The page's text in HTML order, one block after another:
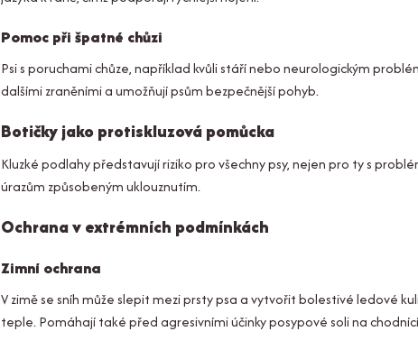
Pomoc při špatné chůzi
Psi s poruchami chůze, například kvůli stáří nebo neurologickým
dalšími zraněními a umožňují psům bezpečnější pohyb.
Botičky jako protiskluzová pomůcka
Kluzké podlahy představují riziko pro všechny psy, nejen pro ty s
úrazům způsobeným uklouznutím.
Ochrana v extrémních podmínkách
Zimní ochrana
V zimě se sníh může slepit mezi prsty psa a vytvořit bolestivé ledové
teple. Pomáhají také před agresivními účinky posypové soli na